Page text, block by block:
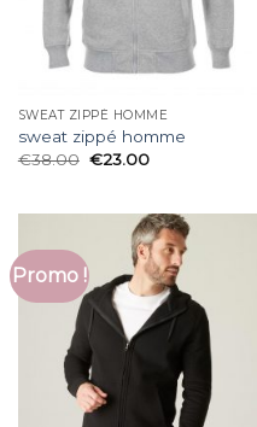
SWEAT ZIPPÉ HOMME
sweat zippé homme
€38.00 €23.00
Promo !